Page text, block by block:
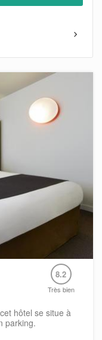
8.2
Très bien
hôtel se situe à
parking.